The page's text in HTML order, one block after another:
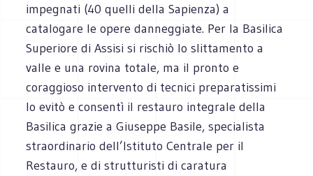
impegnati (40 quelli della Sapienza) a
catalogare le opere danneggiate. Per la Basilica
Superiore di Assisi si rischiò lo slittamento a
valle e una rovina totale, ma il pronto e
coraggioso intervento di tecnici preparatissimi
lo evitò e consentì il restauro integrale della
Basilica grazie a Giuseppe Basile, specialista
straordinario dell’Istituto Centrale per il
Restauro, e di strutturisti di caratura